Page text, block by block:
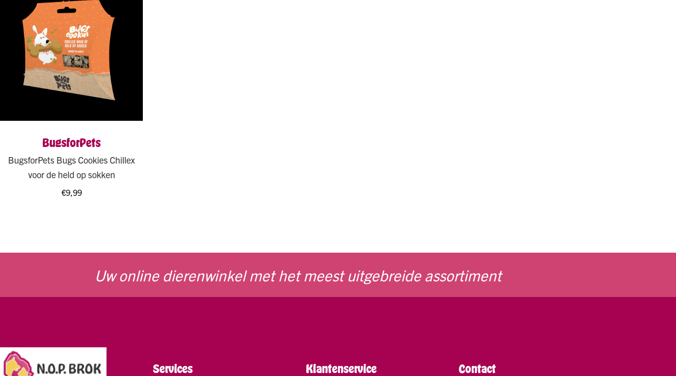
BugsforPets
BugsforPets Bugs Cookies Chillex
voor de held op sokken
€9,99
Uw online dierenwinkel met het meest uitgebreide assortiment
Services Klantenservice Contact